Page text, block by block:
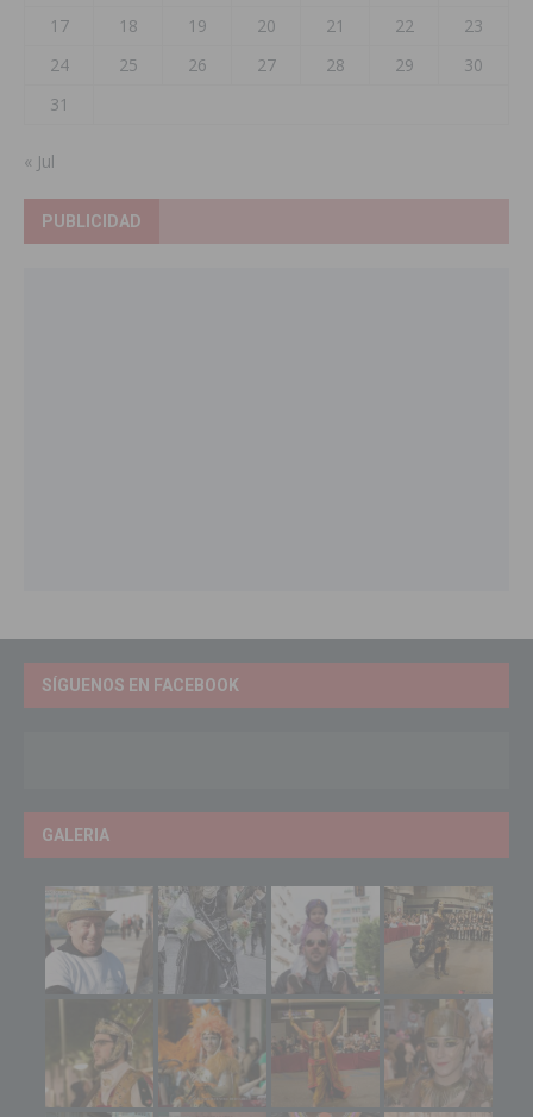
17
18 19 20 21 22
23
24
25 26 27 28 29
30
31
« Jul
PUBLICIDAD
SÍGUENOS EN FACEBOOK
GALERIA